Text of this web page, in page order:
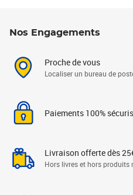
Nos Engagements
Proche de vous
Localiser un bureau de
Paiements 100%
Livraison offerte dès
Hors livres et hors produits